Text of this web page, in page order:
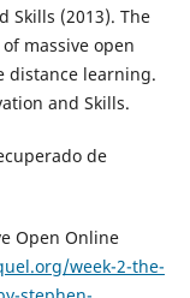
Skills (2013). The
massive open
distance learning.
and Skills.
de
Open Online
week-2-the-